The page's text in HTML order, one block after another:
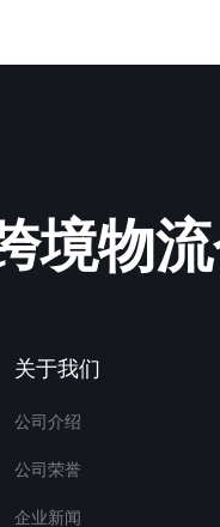
境物
关于我们
公司介绍
公司荣誉
企业新闻